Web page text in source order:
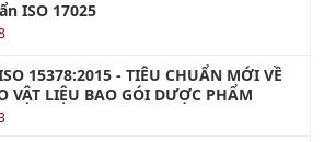
ISO 17025
15378:2015 - TIÊU CHUẨN MỚI VỀ
VẬT LIỆU BAO GÓI DƯỢC PHẨM